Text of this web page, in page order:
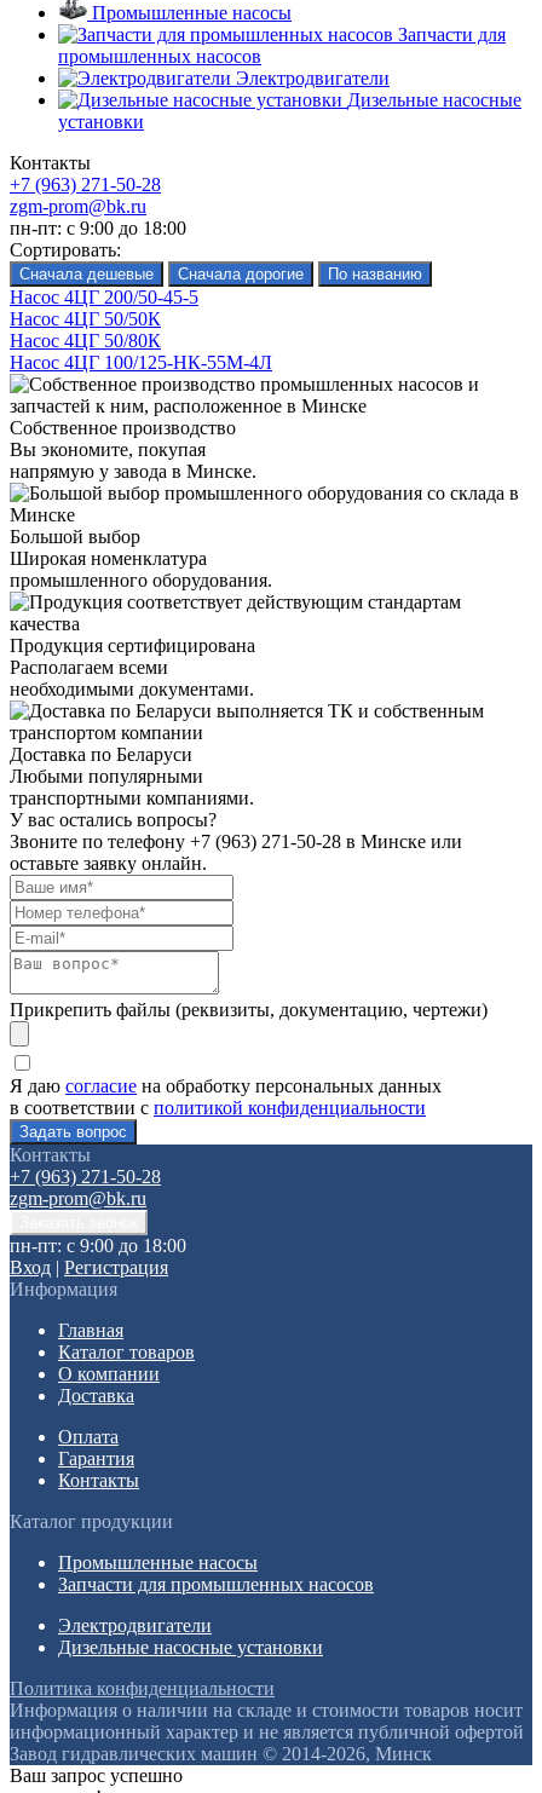
Промышленные насосы
Запчасти для
промышленных насосов
Электродвигатели
Дизельные насосные
установки
Контакты
+7 (963) 271-50-28
zgm-prom@bk.ru
пн-пт: с 9:00 до 18:00
Сортировать:
Насос 4ЦГ 200/50-45-5
Насос 4ЦГ 50/50К
Насос 4ЦГ 50/80К
Насос 4ЦГ 100/125-НК-55М-4Л
Собственное производство
Вы экономите, покупая
напрямую у завода в Минске.
Большой выбор
Широкая номенклатура
промышленного оборудования.
Продукция сертифицирована
Располагаем всеми
необходимыми документами.
Доставка по Беларуси
Любыми популярными
транспортными компаниями.
У вас остались вопросы?
Звоните по телефону +7 (963) 271-50-28 в Минске или
оставьте заявку онлайн.
Прикрепить файлы (реквизиты, документацию, чертежи)
Я даю согласие на обработку персональных данных
в соответствии с политикой конфиденциальности
Контакты
+7 (963) 271-50-28
zgm-prom@bk.ru
пн-пт: с 9:00 до 18:00
Вход | Регистрация
Информация
Главная
Каталог товаров
О компании
Доставка
Оплата
Гарантия
Контакты
Каталог продукции
Промышленные насосы
Запчасти для промышленных насосов
Электродвигатели
Дизельные насосные установки
Политика конфиденциальности
Информация о наличии на складе и стоимости товаров носит
информационный характер и не является публичной офертой
Завод гидравлических машин © 2014-2026, Минск
Ваш запрос успешно